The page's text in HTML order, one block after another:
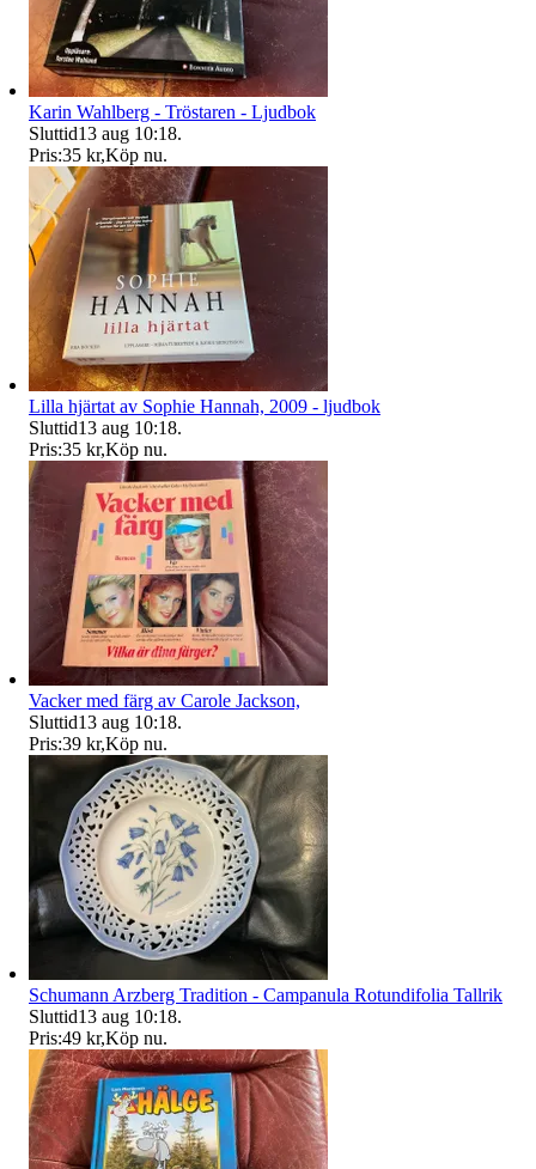
Karin Wahlberg - Tröstaren - Ljudbok
Sluttid13 aug 10:18.
Pris:35 kr,Köp nu.
Lilla hjärtat av Sophie Hannah, 2009 - ljudbok
Sluttid13 aug 10:18.
Pris:35 kr,Köp nu.
Vacker med färg av Carole Jackson,
Sluttid13 aug 10:18.
Pris:39 kr,Köp nu.
Schumann Arzberg Tradition - Campanula Rotundifolia Tallrik
Sluttid13 aug 10:18.
Pris:49 kr,Köp nu.